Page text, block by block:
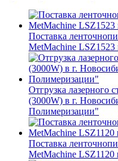
Поставка
MetMachine LSZ1523
Отгрузка лазерного
(3000W) в г.
Полимеризации"
Поставка
MetMachine LSZ1120